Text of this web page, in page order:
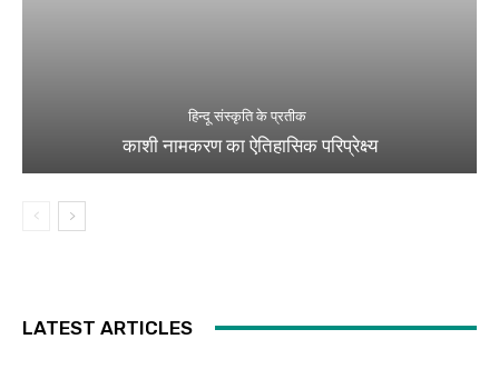
हिन्दू संस्कृति के प्रतीक
काशी नामकरण का ऐतिहासिक परिप्रेक्ष्य
LATEST ARTICLES